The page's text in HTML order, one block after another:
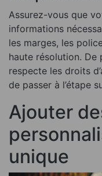
Assurez-vous que
informations
les marges, les
haute résolution.
respecte les droits
de passer à l’étape
Ajouter
unique